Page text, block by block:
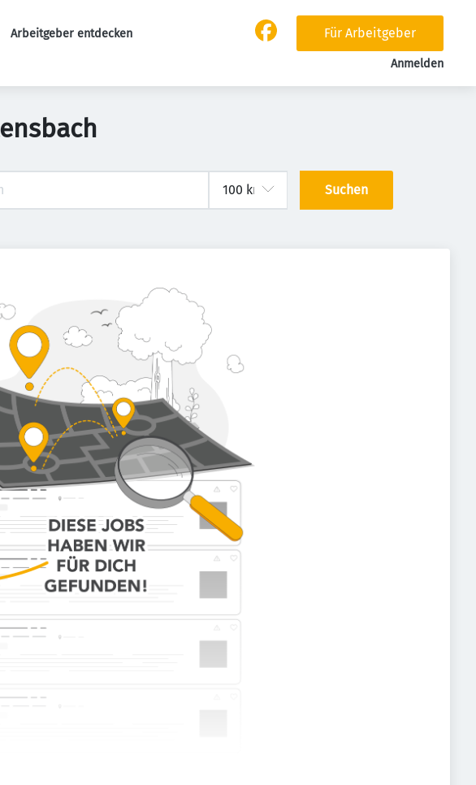
Arbeitgeber entdecken
Für Arbeitgeber
Anmelden
Suchen